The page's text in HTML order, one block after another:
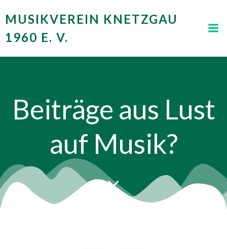
Inhalt
MUSIKVEREIN KNETZGAU
1960 E. V.
Beiträge aus Lust
auf Musik?